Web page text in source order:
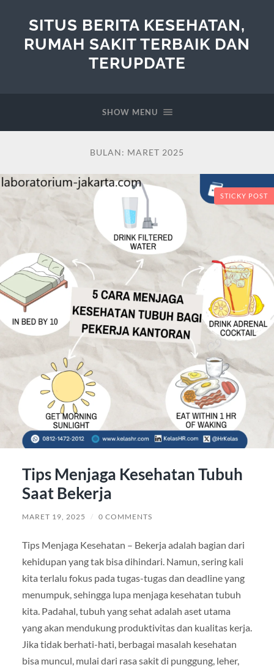
SITUS BERITA KESEHATAN,
RUMAH SAKIT TERBAIK DAN
TERUPDATE
SHOW MENU
BULAN: MARET 2025
STICKY POST
Tips Menjaga Kesehatan Tubuh
Saat Bekerja
MARET 19, 2025 / 0 COMMENTS
Tips Menjaga Kesehatan – Bekerja adalah bagian dari
kehidupan yang tak bisa dihindari. Namun, sering kali
kita terlalu fokus pada tugas-tugas dan deadline yang
menumpuk, sehingga lupa menjaga kesehatan tubuh
kita. Padahal, tubuh yang sehat adalah aset utama
yang akan mendukung produktivitas dan kualitas kerja.
Jika tidak berhati-hati, berbagai masalah kesehatan
bisa muncul, mulai dari rasa sakit di punggung, leher,